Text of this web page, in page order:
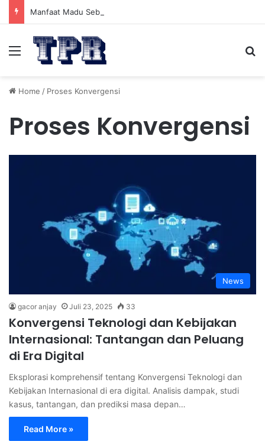
Manfaat Madu Sebelum Tidur: Meningkatkan Kesehatan
Menu
Home / Proses Konvergensi
Proses Konvergensi
News
gacor anjay Juli 23, 2025 33
Konvergensi Teknologi dan Kebijakan
Internasional: Tantangan dan Peluang
di Era Digital
Eksplorasi komprehensif tentang Konvergensi Teknologi dan
Kebijakan Internasional di era digital. Analisis dampak, studi
kasus, tantangan, dan prediksi masa depan…
Read More »